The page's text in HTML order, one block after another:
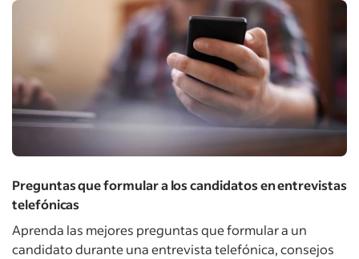
Preguntas que formular a los candidatos en entrevistas
telefónicas
Aprenda las mejores preguntas que formular a un
candidato durante una entrevista telefónica, consejos